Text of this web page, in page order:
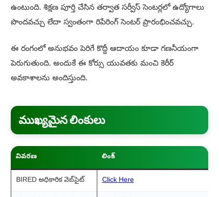
ఉంటుంది. శిక్షణ పూర్తి చేసిన తర్వాత సర్వీస్ సెంటర్లలో ఉద్యోగాలు
పొందవచ్చు లేదా స్వంతంగా రిపేరింగ్ సెంటర్ ప్రారంభించవచ్చు.
ఈ రంగంలో అనుభవం పెరిగే కొద్దీ ఆదాయం కూడా గణనీయంగా
పెరుగుతుంది. అందుకే ఈ కోర్సు యువతకు మంచి కెరీర్
అవకాశాలను అందిస్తుంది.
ముఖ్యమైన లింకులు
వివరణ లింక్
BIRED అధికారిక వెబ్‌సైట్ Click Here